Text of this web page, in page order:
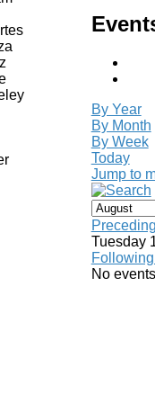
By Year
By Month
By Week
Today
Jump to
Tuesday
No